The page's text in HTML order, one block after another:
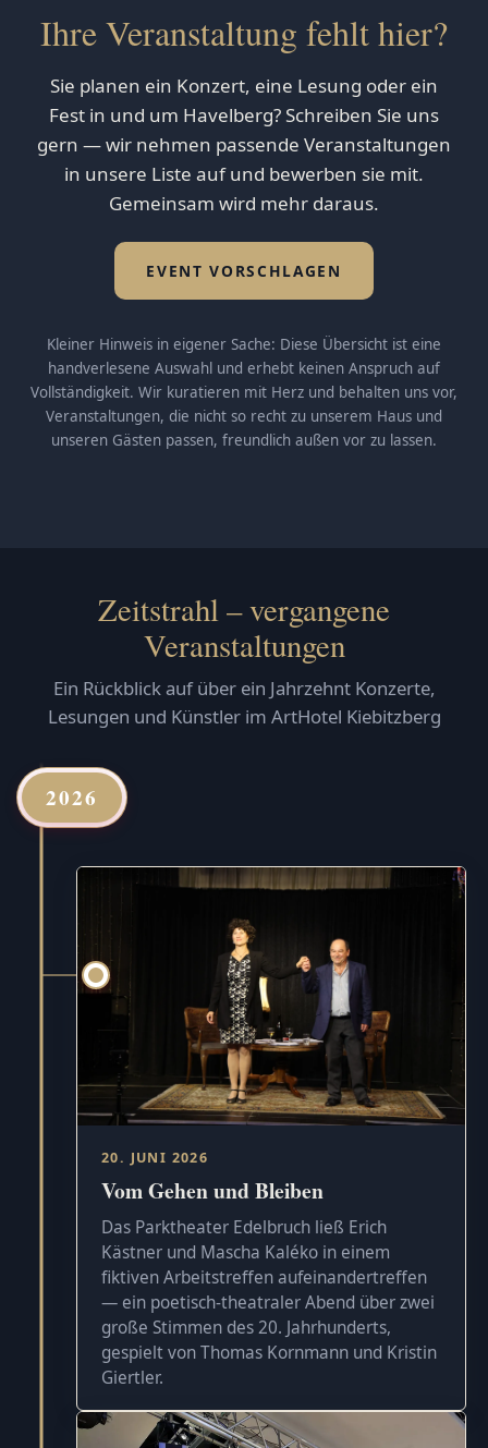
Ihre Veranstaltung fehlt hier?
Sie planen ein Konzert, eine Lesung oder ein
Fest in und um Havelberg? Schreiben Sie uns
gern — wir nehmen passende Veranstaltungen
in unsere Liste auf und bewerben sie mit.
Gemeinsam wird mehr daraus.
EVENT VORSCHLAGEN
Kleiner Hinweis in eigener Sache: Diese Übersicht ist eine
handverlesene Auswahl und erhebt keinen Anspruch auf
Vollständigkeit. Wir kuratieren mit Herz und behalten uns vor,
Veranstaltungen, die nicht so recht zu unserem Haus und
unseren Gästen passen, freundlich außen vor zu lassen.
Zeitstrahl – vergangene
Veranstaltungen
Ein Rückblick auf über ein Jahrzehnt Konzerte,
Lesungen und Künstler im ArtHotel Kiebitzberg
2026
20. JUNI 2026
Vom Gehen und Bleiben
Das Parktheater Edelbruch ließ Erich
Kästner und Mascha Kaléko in einem
fiktiven Arbeitstreffen aufeinandertreffen
— ein poetisch-theatraler Abend über zwei
große Stimmen des 20. Jahrhunderts,
gespielt von Thomas Kornmann und Kristin
Giertler.